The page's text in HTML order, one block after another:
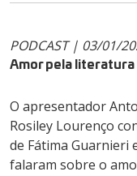
PODCAST | 03/01/
Amor pela
O apresentador
Rosiley Lourenço
de Fátima Guarnieri
falaram sobre o